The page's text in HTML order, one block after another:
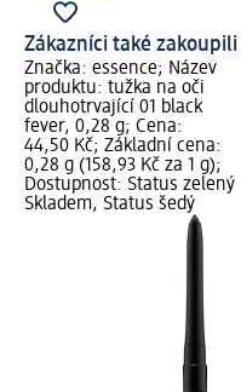
Zákazníci také zakoupili
Značka: essence; Název
produktu: tužka na oči
dlouhotrvající 01 black
fever, 0,28 g; Cena:
44,50 Kč; Základní cena:
0,28 g (158,93 Kč za 1 g);
Dostupnost: Status zelený
Skladem, Status šedý